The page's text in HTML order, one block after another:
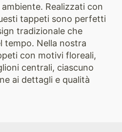
Realizzati con
tappeti sono perfetti
tradizionale che
tempo. Nella nostra
con motivi floreali,
centrali, ciascuno
ai dettagli e qualità